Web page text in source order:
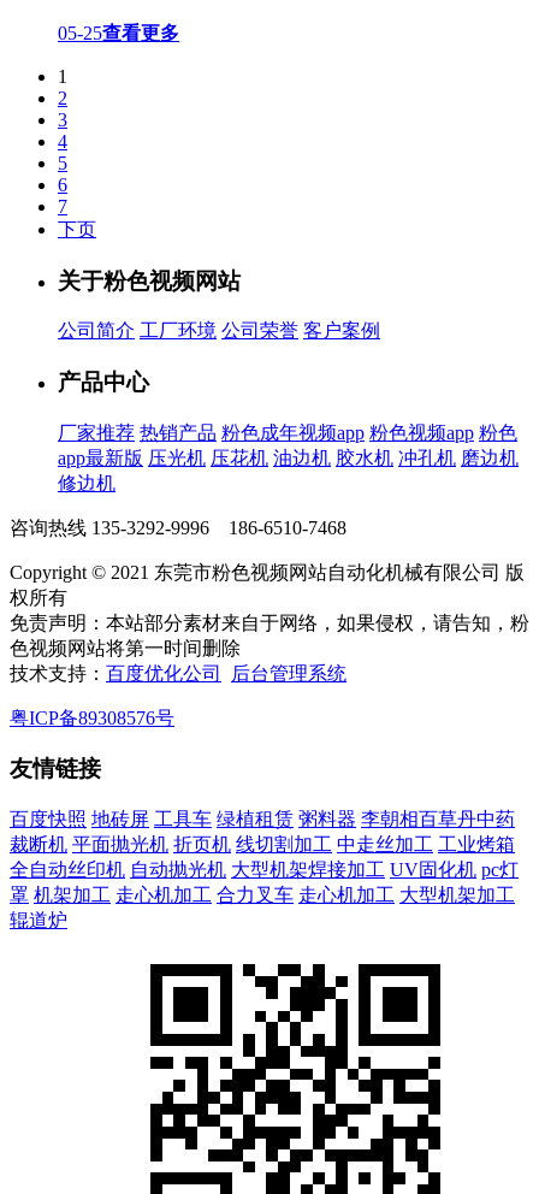
05-25查看更多
1
2
3
4
5
6
7
下页
关于粉色视频网站
公司简介 工厂环境 公司荣誉 客户案例
产品中心
厂家推荐 热销产品 粉色成年视频app 粉色视频app 粉色
app最新版 压光机 压花机 油边机 胶水机 冲孔机 磨边机
修边机
咨询热线 135-3292-9996 186-6510-7468
Copyright © 2021 东莞市粉色视频网站自动化机械有限公司 版
权所有
免责声明：本站部分素材来自于网络，如果侵权，请告知，粉
色视频网站将第一时间删除
技术支持： 百度优化公司 后台管理系统
粤ICP备89308576号
友情链接
百度快照 地砖屏 工具车 绿植租赁 粥料器 李朝相百草丹中药
裁断机 平面抛光机 折页机 线切割加工 中走丝加工 工业烤箱
全自动丝印机 自动抛光机 大型机架焊接加工 UV固化机 pc灯
罩 机架加工 走心机加工 合力叉车 走心机加工 大型机架加工
辊道炉